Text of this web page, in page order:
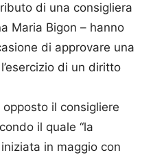
di una consigliera
Maria Bigon – hanno
di approvare una
di un diritto
il consigliere
il quale “la
in maggio con